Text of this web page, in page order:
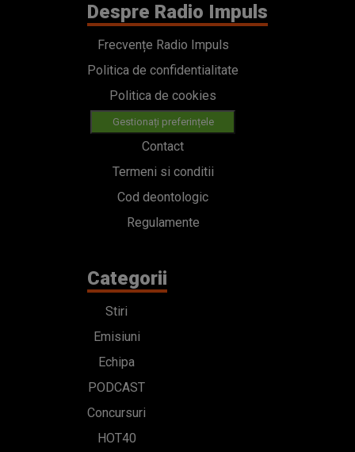
Despre Radio Impuls
Frecvențe Radio Impuls
Politica de confidentialitate
Politica de cookies
Gestionați preferințele
Contact
Termeni si conditii
Cod deontologic
Regulamente
Categorii
Stiri
Emisiuni
Echipa
PODCAST
Concursuri
HOT40